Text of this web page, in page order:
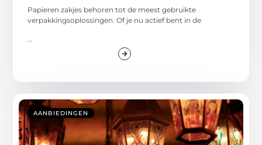
Papieren zakjes behoren tot de meest gebruikte
verpakkingsoplossingen. Of je nu actief bent in de
AANBIEDINGEN